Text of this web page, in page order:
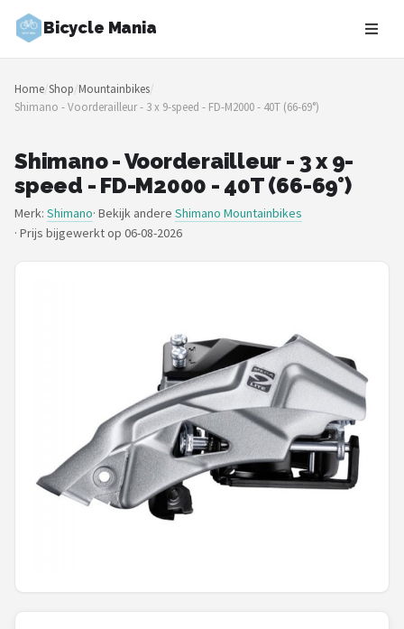
Bicycle Mania
Zoeken
NAVIGATIE
Merken
Blog
Fietsroutes
Elektrische fietsen
Mountainbikes
Shop
POPULAIRE MERKEN
Volare
Home/Shop/Mountainbikes/
Shimano - Voorderailleur - 3 x 9-speed - FD-M2000 - 40T (66-69°)
Shimano - Voorderailleur - 3 x 9-
speed - FD-M2000 - 40T (66-69°)
Merk: Shimano· Bekijk andere Shimano Mountainbikes
· Prijs bijgewerkt op 06-08-2026